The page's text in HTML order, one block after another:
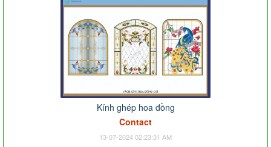
Kính ghép hoa đồng
Contact
13-07-2024 02:23:31 AM